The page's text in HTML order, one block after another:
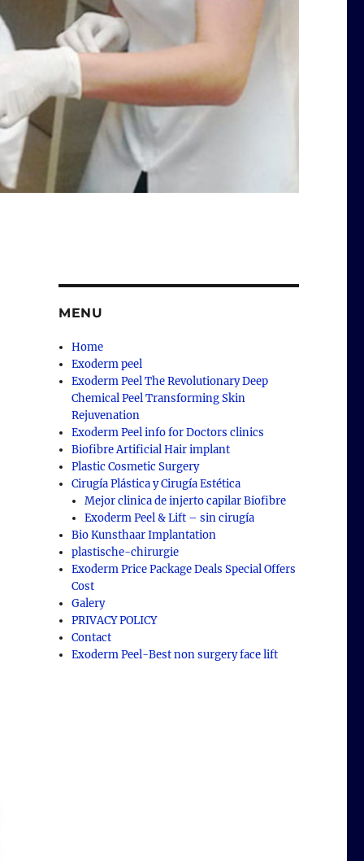
MENU
Home
Exoderm peel
Exoderm Peel The Revolutionary Deep
Chemical Peel Transforming Skin
Rejuvenation
Exoderm Peel info for Doctors clinics
Biofibre Artificial Hair implant
Plastic Cosmetic Surgery
Cirugía Plástica y Cirugía Estética
Mejor clinica de injerto capilar Biofibre
Exoderm Peel & Lift – sin cirugía
Bio Kunsthaar Implantation
plastische-chirurgie
Exoderm Price Package Deals Special Offers
Cost
Galery
PRIVACY POLICY
Contact
Exoderm Peel-Best non surgery face lift